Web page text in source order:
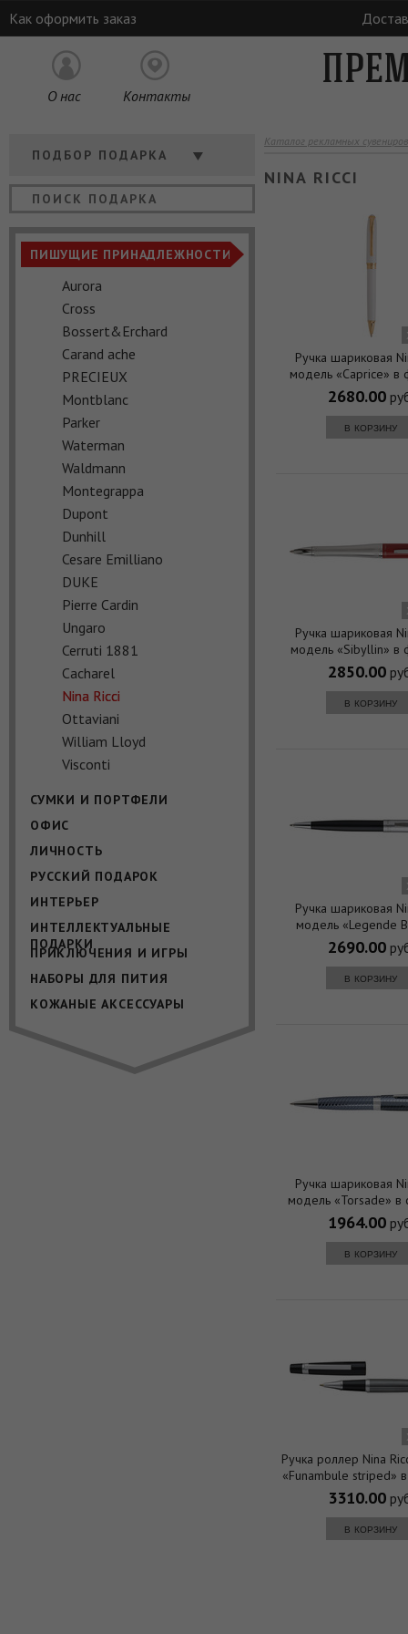
Как оформить заказ
О нас Контакты
ПОДБОР ПОДАРКА Кому
Отрасль Цена
ПИШУЩИЕ ПРИНАДЛЕЖНОСТИ
Aurora
Cross
Bossert&Erchard
Carand ache
PRECIEUX
Montblanс
Parker
Waterman
Waldmann
Montegrappa
Dupont
Dunhill
Cesare Emilliano
DUKE
Pierre Cardin
Ungaro
Cerruti 1881
Cacharel
Nina Ricci
Ottaviani
William Lloyd
Visconti
СУМКИ И ПОРТФЕЛИ
ОФИС
ЛИЧНОСТЬ
РУССКИЙ ПОДАРОК
ИНТЕРЬЕР
ИНТЕЛЛЕКТУАЛЬНЫЕ
ПОДАРКИ
ПРИКЛЮЧЕНИЯ И ИГРЫ
НАБОРЫ ДЛЯ ПИТИЯ
КОЖАНЫЕ АКСЕССУАРЫ
Каталог рекламных сувениров
NINA RICCI
Ручка шариковая
модель «Caprice» в
2680.00
в корзину
Ручка шариковая
модель «Sibyllin» в
2850.00
в корзину
Ручка шариковая
модель «Legende
футляре
2690.00
в корзину
Ручка шариковая
модель «Torsade» в
1964.00
в корзину
Ручка роллер Nina
«Funambule striped»
3310.00
в корзину